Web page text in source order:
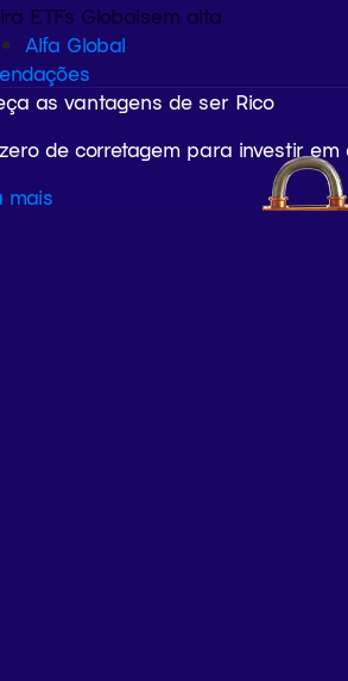
ETFs Globaisem alta
Alfa Global
as vantagens de ser Rico
de corretagem para investir
mais